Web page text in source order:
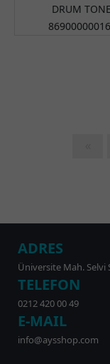
DRUM
ADRES
Üniversite Mah. Selvi
TELEFON
0212 420 00 49
E-MAIL
info@aysshop.com